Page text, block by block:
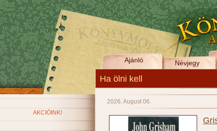
Ajánló Névjegy
Ha ölni kell
AKCIÓINK!
2026. August 06.